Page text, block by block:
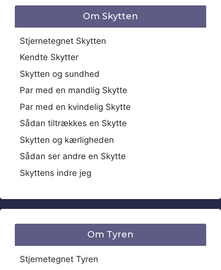
Om Skytten
Stjernetegnet Skytten
Kendte Skytter
Skytten og sundhed
Par med en mandlig Skytte
Par med en kvindelig Skytte
Sådan tiltrækkes en Skytte
Skytten og kærligheden
Sådan ser andre en Skytte
Skyttens indre jeg
Om Tyren
Stjernetegnet Tyren